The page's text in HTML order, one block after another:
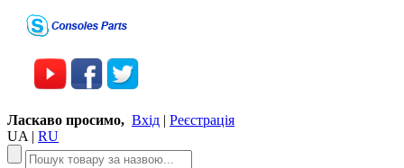
Ласкаво просимо, Вхід | Реєстрація
UA | RU